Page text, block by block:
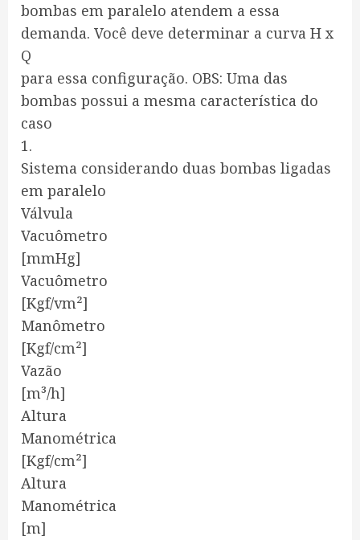
bombas em paralelo atendem a essa
demanda. Você deve determinar a curva H x
Q
para essa configuração. OBS: Uma das
bombas possui a mesma característica do
caso
1.
Sistema considerando duas bombas ligadas
em paralelo
Válvula
Vacuômetro
[mmHg]
Vacuômetro
[Kgf/vm²]
Manômetro
[Kgf/cm²]
Vazão
[m³/h]
Altura
Manométrica
[Kgf/cm²]
Altura
Manométrica
[m]